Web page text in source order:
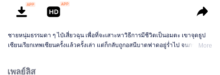
ชายหนุ่มธรรมดา ๆ ไป๋เสี่ยวฉุน เพื่อที่จะเสาะหาวิธีการมีชีวิตเป็นอมตะ เขาจุดธูป
เซียนเรียกเทพเซียนครั้งแล้วครั้งเล่า แต่ก็กลับถูกอสนีบาตฟาดอยู่ร่ำไป จนกระทั่งMore
เพลย์ลิส